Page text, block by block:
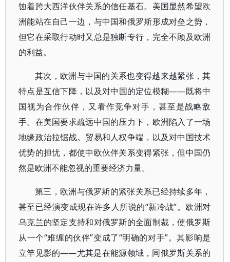
蚀着跨大西洋伙伴关系的信任基石。美国显然希望欧
洲能站在自己一边，与中国和俄罗斯形成对垒之势，
但它在采取行动时又总是独断专行，完全不顾及欧洲
的利益。
其次，欧洲与中国的关系也变得越来越紧张，其
特点是互信下降，以及对中国的定位模糊——既将中
国视为合作伙伴，又看作竞争对手，甚至是战略敌
手。在美国要求疏远中国的压力下，欧洲陷入了一场
地缘政治拉锯战。贸易和人权争端，以及对中国技术
优势的担忧，都使中欧伙伴关系变得紧张，但中国仍
然是欧洲不能忽视的重要经济力量。
第三，欧洲与俄罗斯的紧张关系已经持续多年，
甚至已经演变成现在许多人所说的“新冷战”。欧洲对
乌克兰的坚定支持和对俄罗斯的全面制裁，使俄罗斯
从一个“难缠的伙伴”变成了“明确的对手”。其影响是
立竿见影的——尤其是在能源领域，同俄罗斯关系的